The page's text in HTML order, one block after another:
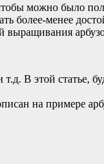
можно было
более-менее
выращивания
В этой статье,
на примере